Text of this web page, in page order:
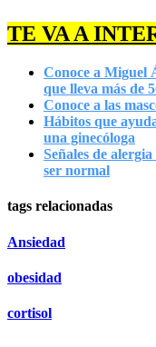
TE VA A
Conoce a Miguel
que lleva más de
Conoce a las
Hábitos que
una ginecóloga
Señales de
ser normal
tags relacionadas
Ansiedad
obesidad
cortisol